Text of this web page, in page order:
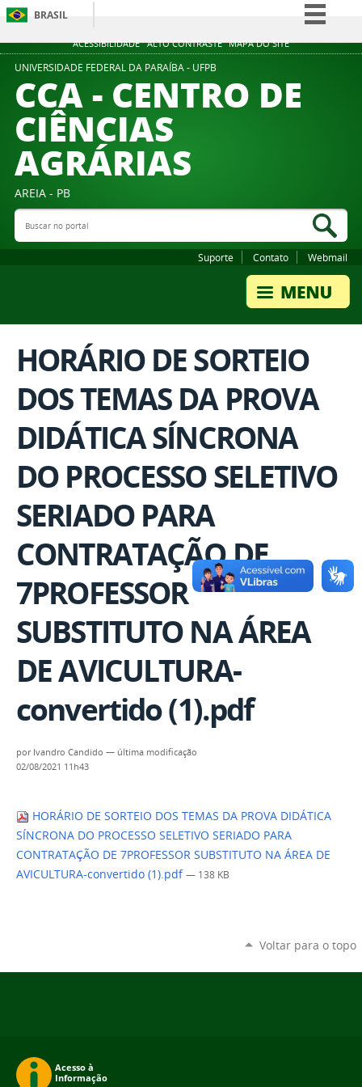
ACESSIBILIDADE ALTO CONTRASTE MAPA DO SITE
BRASIL
Simplifique!
Participe
UNIVERSIDADE FEDERAL DA PARAÍBA - UFPB
CCA - CENTRO DE
CIÊNCIAS
AGRÁRIAS
AREIA - PB
Buscar no portal
Suporte Contato Webmail
HORÁRIO DE SORTEIO
DOS TEMAS DA PROVA
DIDÁTICA SÍNCRONA
DO PROCESSO SELETIVO
SERIADO PARA
CONTRATAÇÃO DE
7PROFESSOR
SUBSTITUTO NA ÁREA
DE AVICULTURA-
convertido (1).pdf
por Ivandro Candido — última modificação
02/08/2021 11h43
HORÁRIO DE SORTEIO DOS TEMAS DA PROVA DIDÁTICA
SÍNCRONA DO PROCESSO SELETIVO SERIADO PARA
CONTRATAÇÃO DE 7PROFESSOR SUBSTITUTO NA ÁREA DE
AVICULTURA-convertido (1).pdf — 138 KB
Voltar para o topo